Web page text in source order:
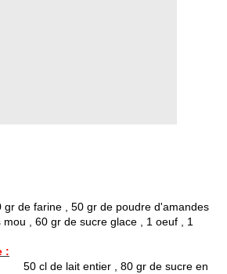
, 50 gr de poudre d'amandes
mou , 60 gr de sucre glace , 1 oeuf , 1
:
, 80 gr de sucre en